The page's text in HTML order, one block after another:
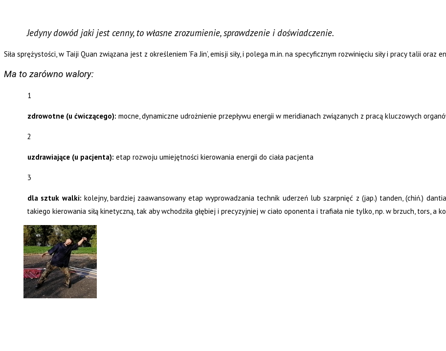
Jedyny dowód jaki jest cenny, to własne zrozumienie, sprawdzenie i doświadczenie.
Siła sprężystości, w Taiji Quan związana jest z określeniem ‘Fa Jin’, emisji siły, i polega m.in. na specyficznym rozwinięciu siły i pracy talii oraz
Ma to zarówno walory:
1
zdrowotne (u ćwiczącego): mocne, dynamiczne udrożnienie przepływu energii w meridianach związanych z pracą kluczowych
2
uzdrawiające (u pacjenta): etap rozwoju umiejętności kierowania energii do ciała pacjenta
3
dla sztuk walki: kolejny, bardziej zaawansowany etap wyprowadzania technik uderzeń lub szarpnięć z (jap.) tanden, (chiń.)
takiego kierowania siłą kinetyczną, tak aby wchodziła głębiej i precyzyjniej w ciało oponenta i trafiała nie tylko, np. w brzuch, tors, a